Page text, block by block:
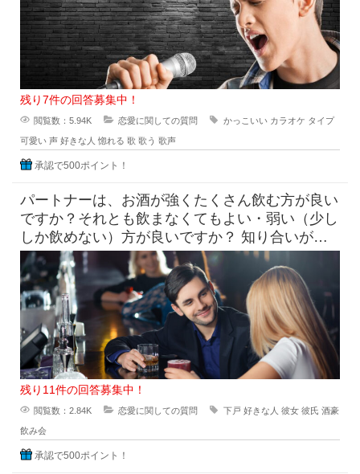
残り7件の回答募集中！
閲覧数：5.94K 恋愛に関しての質問 かっこいい カラオケ タイプ
可愛い 声 好きな人 惚れる 歌 歌う 歌声
承認で500ポイント！
パートナーは、お酒が強くたくさん飲む方が良い
ですか？それとも飲まなくてもよい・弱い（少し
しか飲めない）方が良いですか？ 知り合いがお
付き合いする相手に求め
残り11件の回答募集中！
閲覧数：2.84K 恋愛に関しての質問 下戸 好きな人 彼女 彼氏 酒豪
飲み会
承認で500ポイント！